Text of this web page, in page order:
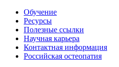
Обучение
Ресурсы
Полезные ссылки
Научная карьера
Контактная информация
Российская остеопатия